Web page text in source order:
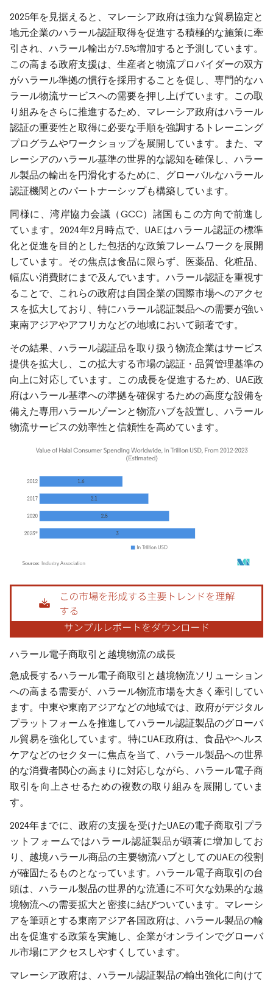
2025年を見据えると、マレーシア政府は強力な貿易協定と
地元企業のハラール認証取得を促進する積極的な施策に牽
引され、ハラール輸出が7.5%増加すると予測しています。
この高まる政府支援は、生産者と物流プロバイダーの双方
がハラール準拠の慣行を採用することを促し、専門的なハ
ラール物流サービスへの需要を押し上げています。この取
り組みをさらに推進するため、マレーシア政府はハラール
認証の重要性と取得に必要な手順を強調するトレーニング
プログラムやワークショップを展開しています。また、マ
レーシアのハラール基準の世界的な認知を確保し、ハラー
ル製品の輸出を円滑化するために、グローバルなハラール
認証機関とのパートナーシップも構築しています。
同様に、湾岸協力会議（GCC）諸国もこの方向で前進し
ています。2024年2月時点で、UAEはハラール認証の標準
化と促進を目的とした包括的な政策フレームワークを展開
しています。その焦点は食品に限らず、医薬品、化粧品、
幅広い消費財にまで及んでいます。ハラール認証を重視す
ることで、これらの政府は自国企業の国際市場へのアクセ
スを拡大しており、特にハラール認証製品への需要が強い
東南アジアやアフリカなどの地域において顕著です。
その結果、ハラール認証品を取り扱う物流企業はサービス
提供を拡大し、この拡大する市場の認証・品質管理基準の
向上に対応しています。この成長を促進するため、UAE政
府はハラール基準への準拠を確保するための高度な設備を
備えた専用ハラールゾーンと物流ハブを設置し、ハラール
物流サービスの効率性と信頼性を高めています。
画像 © Mordor Intelligence。再利用にはCC BY 4.0の表示が必要です。
ハラール電子商取引と越境物流の成長
急成長するハラール電子商取引と越境物流ソリューション
への高まる需要が、ハラール物流市場を大きく牽引してい
ます。中東や東南アジアなどの地域では、政府がデジタル
プラットフォームを推進してハラール認証製品のグローバ
ル貿易を強化しています。特にUAE政府は、食品やヘルス
ケアなどのセクターに焦点を当て、ハラール製品への世界
的な消費者関心の高まりに対応しながら、ハラール電子商
取引を向上させるための複数の取り組みを展開していま
す。
2024年までに、政府の支援を受けたUAEの電子商取引プラ
ットフォームではハラール認証製品が顕著に増加してお
り、越境ハラール商品の主要物流ハブとしてのUAEの役割
が確固たるものとなっています。ハラール電子商取引の台
頭は、ハラール製品の世界的な流通に不可欠な効果的な越
境物流への需要拡大と密接に結びついています。マレーシ
アを筆頭とする東南アジア各国政府は、ハラール製品の輸
出を促進する政策を実施し、企業がオンラインでグローバ
ル市場にアクセスしやすくしています。
マレーシア政府は、ハラール認証製品の輸出強化に向けて